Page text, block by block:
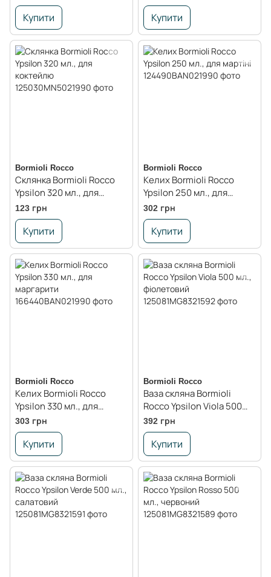
Купити Купити
Bormioli Rocco
Склянка Bormioli Rocco
Ypsilon 320 мл., для
коктейлю
123 грн
Купити
Bormioli Rocco
Келих Bormioli Rocco
Ypsilon 250 мл., для
мартіні
302 грн
Купити
Bormioli Rocco
Келих Bormioli Rocco
Ypsilon 330 мл., для
маргарити
303 грн
Купити
Bormioli Rocco
Ваза скляна Bormioli
Rocco Ypsilon Viola 500
мл., фіолетовий
392 грн
Купити